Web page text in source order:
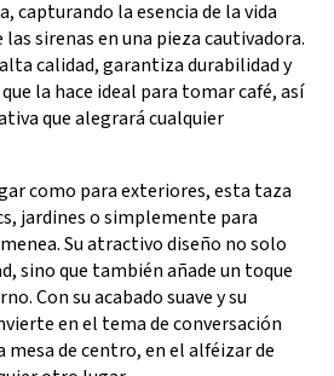
capturando la esencia de la vida
sirenas en una pieza cautivadora.
calidad, garantiza durabilidad y
la hace ideal para tomar café, así
que alegrará cualquier
como para exteriores, esta taza
jardines o simplemente para
Su atractivo diseño no solo
sino que también añade un toque
Con su acabado suave y su
en el tema de conversación
mesa de centro, en el alféizar de